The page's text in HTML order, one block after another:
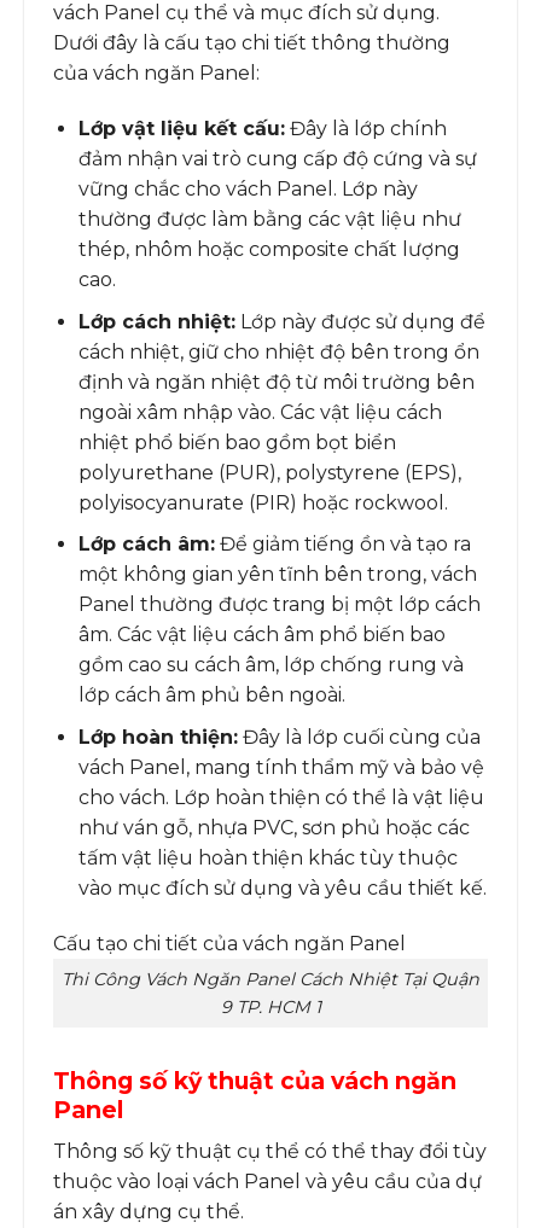
vách Panel cụ thể và mục đích sử dụng.
Dưới đây là cấu tạo chi tiết thông thường
của vách ngăn Panel:
Lớp vật liệu kết cấu:Đây là lớp chính
đảm nhận vai trò cung cấp độ cứng và sự
vững chắc cho vách Panel. Lớp này
thường được làm bằng các vật liệu như
thép, nhôm hoặc composite chất lượng
cao.
Lớp cách nhiệt:Lớp này được sử dụng để
cách nhiệt, giữ cho nhiệt độ bên trong ổn
định và ngăn nhiệt độ từ môi trường bên
ngoài xâm nhập vào. Các vật liệu cách
nhiệt phổ biến bao gồm bọt biển
polyurethane (PUR), polystyrene (EPS),
polyisocyanurate (PIR) hoặc rockwool.
Lớp cách âm:Để giảm tiếng ồn và tạo ra
một không gian yên tĩnh bên trong, vách
Panel thường được trang bị một lớp cách
âm. Các vật liệu cách âm phổ biến bao
gồm cao su cách âm, lớp chống rung và
lớp cách âm phủ bên ngoài.
Lớp hoàn thiện:Đây là lớp cuối cùng của
vách Panel, mang tính thẩm mỹ và bảo vệ
cho vách. Lớp hoàn thiện có thể là vật liệu
như ván gỗ, nhựa PVC, sơn phủ hoặc các
tấm vật liệu hoàn thiện khác tùy thuộc
vào mục đích sử dụng và yêu cầu thiết kế.
Cấu tạo chi tiết của vách ngăn Panel
Thi Công Vách Ngăn Panel Cách Nhiệt Tại Quận
9 TP. HCM 1
Thông số kỹ thuật của vách ngăn
Panel
Thông số kỹ thuật cụ thể có thể thay đổi tùy
thuộc vào loại vách Panel và yêu cầu của dự
án xây dựng cụ thể.